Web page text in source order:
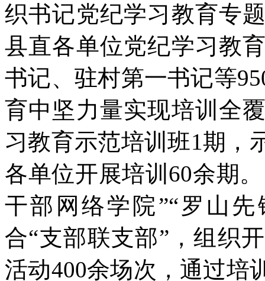
织书记党纪学习教育专
县直各单位党纪学习教
书记、驻村第一书记等
育中坚力量实现培训全
习教育示范培训班1期，
各单位开展培训60余期
干部网络学院”“罗山
合“支部联支部”，组织
活动400余场次，通过培